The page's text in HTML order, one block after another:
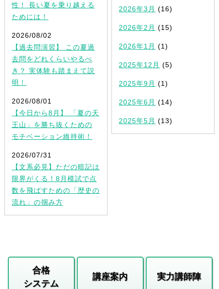
性！ 長い夏を乗り越える
ためには！
2026/08/02
【過去問演習】 この夏過
去問をどれくらいやるべ
き？ 実体験も踏まえて説
明！
2026/08/01
【今日から8月】 「夏の天
王山」を勝ち抜くための
モチベーション維持術！
2026/07/31
【文系必見】ただの暗記は
限界がくる！8月模試で点
数を飛ばすための「歴史の
流れ」の掴み方
2026年3月 (16)
2026年2月 (15)
2026年1月 (1)
2025年12月 (5)
2025年9月 (1)
2025年6月 (14)
2025年5月 (13)
合格
システム
講座案内 実力講師陣